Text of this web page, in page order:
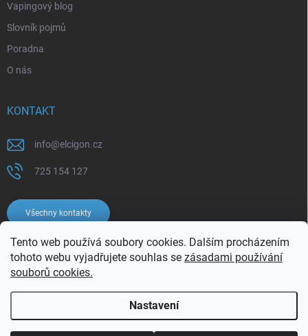
Tento web používá soubory cookies. Dalším procházením
tohoto webu vyjadřujete souhlas se zásadami používání
souborů cookies.
Nastavení
Vapingový blog
Slovník pojmů
Poradna
O nás
KONTAKT
info@elcigon.cz
725 154 127
Všechny kontakty
Copyright 2026Elcigon.cz. Všechna práva vyhrazena.Upravit nastavení
cookies